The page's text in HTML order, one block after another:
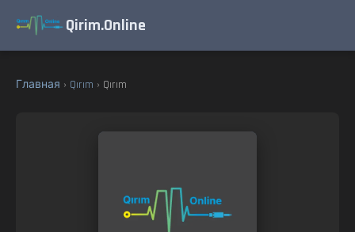
Qirim.Online
Главная › Qırım › Qırım